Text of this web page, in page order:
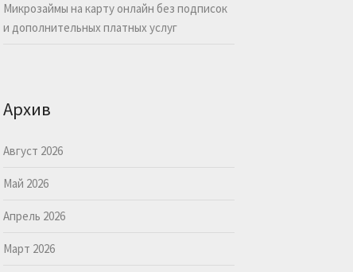
Микрозаймы на карту онлайн без подписок
и дополнительных платных услуг
Архив
Август 2026
Май 2026
Апрель 2026
Март 2026